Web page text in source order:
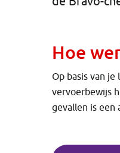
Hoe
Op basis van
vervoerbewijs
gevallen is een